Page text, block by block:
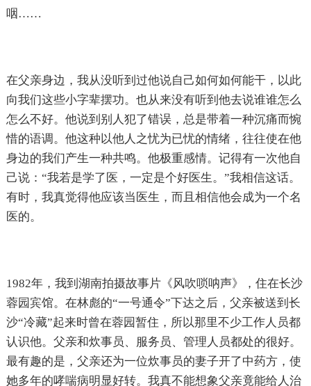
咽……
在父亲身边，我从没听到过他说自己如何如何能干，以此
向我们这些小字辈摆功。也从来没有听到他去说谁谁怎么
怎么不好。他说到别人犯了错误，总是带着一种沉痛而惋
惜的语调。他这种以他人之忧为已忧的情绪，往往使在他
身边的我们产生一种共鸣。他极重感情。记得有一次他自
己说：“我若是学了医，一定是个好医生。”我相信这话。
有时，我真觉得他应该当医生，而且相信他会成为一个名
医的。
1982年，我到湖南拍摄故事片《风吹唢呐声》，住在长沙
蓉园宾馆。在林彪的“一号通令”下达之后，父亲被送到长
沙“冷藏”起来时曾在蓉园暂住，所以那里不少工作人员都
认识他。父亲和炊事员、服务员、管理人员都处的很好。
最有趣的是，父亲还为一位炊事员的妻子开了中药方，使
她多年的哮喘病明显好转。我真不能想象父亲竟能给人治